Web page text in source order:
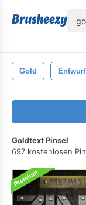
Gold Entwurf
Goldtext Pinsel
697 kostenlosen